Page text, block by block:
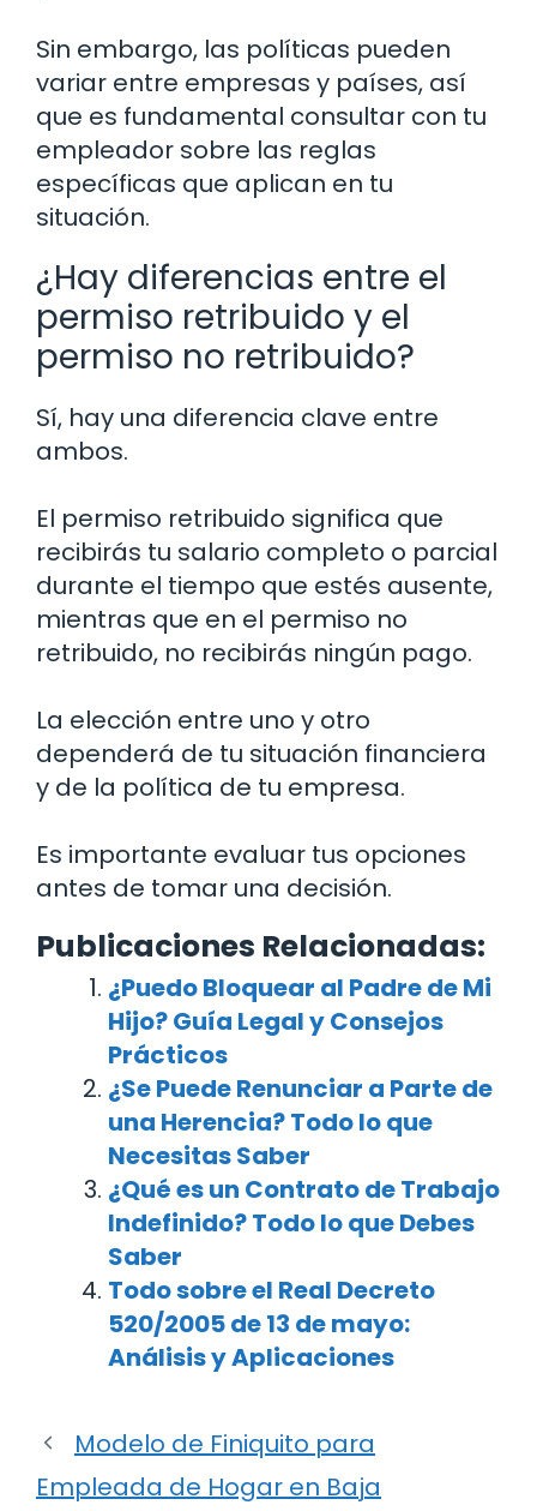
Sin embargo, las políticas pueden
variar entre empresas y países, así
que es fundamental consultar con tu
empleador sobre las reglas
específicas que aplican en tu
situación.
¿Hay diferencias entre el
permiso retribuido y el
permiso no retribuido?
Sí, hay una diferencia clave entre
ambos.
El permiso retribuido significa que
recibirás tu salario completo o parcial
durante el tiempo que estés ausente,
mientras que en el permiso no
retribuido, no recibirás ningún pago.
La elección entre uno y otro
dependerá de tu situación financiera
y de la política de tu empresa.
Es importante evaluar tus opciones
antes de tomar una decisión.
Publicaciones Relacionadas:
¿Puedo Bloquear al Padre de Mi
Hijo? Guía Legal y Consejos
Prácticos
¿Se Puede Renunciar a Parte de
una Herencia? Todo lo que
Necesitas Saber
¿Qué es un Contrato de Trabajo
Indefinido? Todo lo que Debes
Saber
Todo sobre el Real Decreto
520/2005 de 13 de mayo:
Análisis y Aplicaciones
Modelo de Finiquito para
Empleada de Hogar en Baja